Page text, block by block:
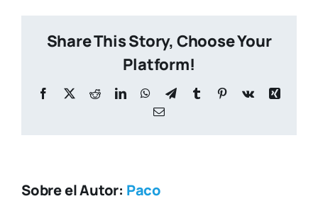
Share This Story, Choose Your
Platform!
Facebook
X RedditLinkedInWhatsApp
TelegramTumblr Pinterest
Vk
Xing
Correo
Sobre el Autor: Paco